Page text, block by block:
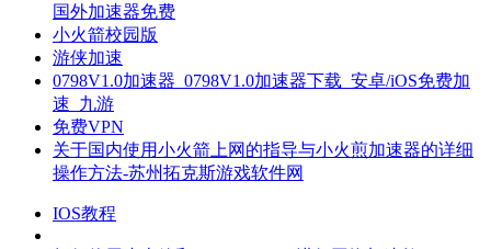
国外加速器免费
小火箭校园版
游侠加速
0798V1.0加速器_0798V1.0加速器下载_安卓/iOS免费加
速_九游
免费VPN
关于国内使用小火箭上网的指导与小火煎加速器的详细
操作方法-苏州拓克斯游戏软件网
IOS教程